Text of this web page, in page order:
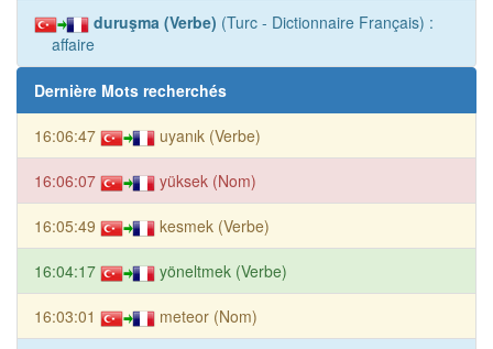
duruşma (Verbe) (Turc - Dictionnaire Français) :
affaire
Dernière Mots recherchés
16:06:47 uyanık (Verbe)
16:06:07 yüksek (Nom)
16:05:49 kesmek (Verbe)
16:04:17 yöneltmek (Verbe)
16:03:01 meteor (Nom)